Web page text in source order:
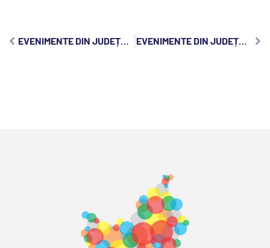
EVENIMENTE DIN JUDEȚUL CLUJ, LUNI, 14 OCTOMBRIE 2024: EVENIMENTE DIN JUDEȚUL CLUJ, MIERCURI, 16 OCTOMBRIE 2024: